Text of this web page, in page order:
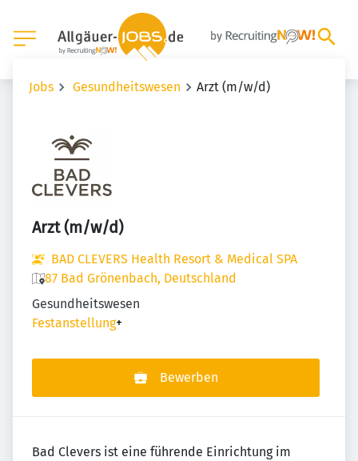
Jobs Gesundheitswesen Arzt (m/w/d)
Arzt (m/w/d)
BAD CLEVERS Health Resort & Medical SPA
87 Bad Grönenbach, Deutschland
Gesundheitswesen
Festanstellung+
Bewerben
Bad Clevers ist eine führende Einrichtung im